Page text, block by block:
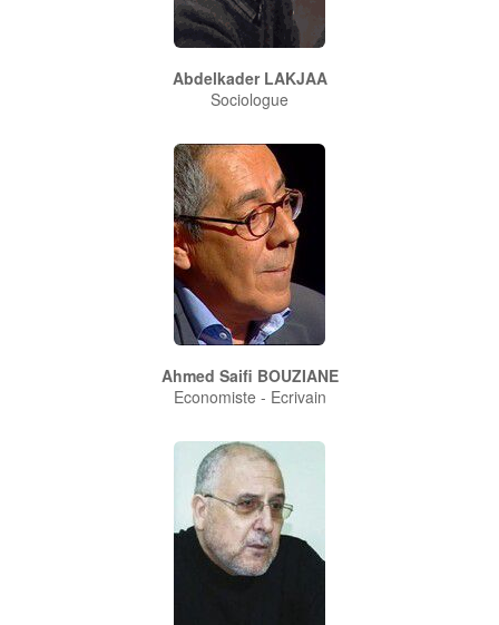
Abdelkader LAKJAA
Sociologue
Ahmed Saifi BOUZIANE
Economiste - Ecrivain